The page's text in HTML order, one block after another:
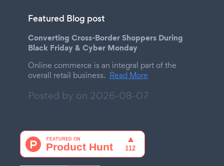
Featured Blog post
Converting Cross-Border Shoppers During
Black Friday & Cyber Monday
Online commerce is an integral part of the
overall retail business. Read More
Posted by on 2026-08-07